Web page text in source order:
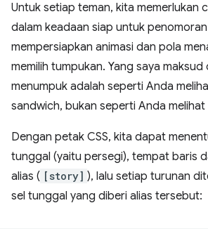
Untuk setiap teman, kita memerlukan
dalam keadaan siap untuk
mempersiapkan animasi dan pola
memilih tumpukan. Yang saya maksud
menumpuk adalah seperti Anda
sandwich, bukan seperti Anda
Dengan petak CSS, kita dapat
tunggal (yaitu persegi), tempat baris
alias ( [story] ), lalu setiap turunan
sel tunggal yang diberi alias tersebut: